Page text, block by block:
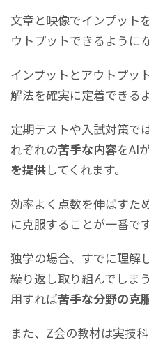
文章と映像でインプット
ウトプットできるように
インプットとアウトプッ
解法を確実に定着できる
定期テストや入試対策で
れぞれの苦手な内容をAI
を提供してくれます。
効率よく点数を伸ばすた
に克服することが一番です
独学の場合、すでに理解
繰り返し取り組んでしま
用すれば苦手な分野の克
また、Z会の教材は実技